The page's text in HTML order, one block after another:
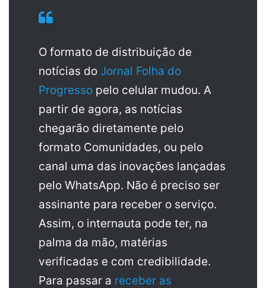
O formato de distribuição de
notícias do Jornal Folha do
Progresso pelo celular mudou. A
partir de agora, as notícias
chegarão diretamente pelo
formato Comunidades, ou pelo
canal uma das inovações lançadas
pelo WhatsApp. Não é preciso ser
assinante para receber o serviço.
Assim, o internauta pode ter, na
palma da mão, matérias
verificadas e com credibilidade.
Para passar a receber as